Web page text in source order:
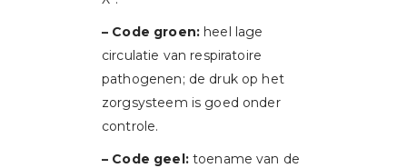
– Code groen: heel lage
circulatie van respiratoire
pathogenen; de druk op het
zorgsysteem is goed onder
controle.
– Code geel: toename van de